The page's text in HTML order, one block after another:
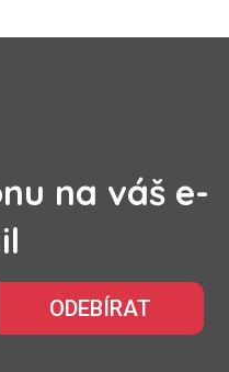
na váš e-
ODEBÍRAT